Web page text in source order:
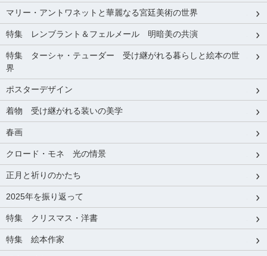
マリー・アントワネットと華麗なる宮廷美術の世界
特集 レンブラント＆フェルメール 明暗美の共演
特集 ターシャ・テューダー 受け継がれる暮らしと絵本の世
界
ポスターデザイン
着物 受け継がれる装いの美学
春画
クロード・モネ 光の情景
正月と祈りのかたち
2025年を振り返って
特集 クリスマス・洋書
特集 絵本作家